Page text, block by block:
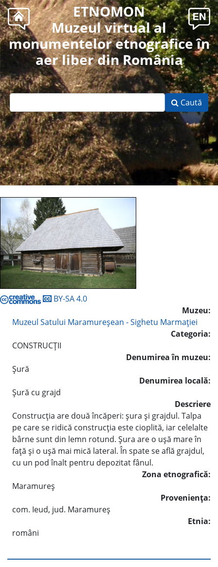
ETNOMON
Muzeul virtual al
monumentelor etnografice în
aer liber din România
Caută
BY-SA 4.0
Muzeu:
Muzeul Satului Maramureşean - Sighetu Marmaţiei
Categoria:
CONSTRUCŢII
Denumirea în muzeu:
Şură
Denumirea locală:
Şură cu grajd
Descriere
Construcţia are două încăperi: şura şi grajdul. Talpa
pe care se ridică construcţia este cioplită, iar celelalte
bârne sunt din lemn rotund. Şura are o uşă mare în
faţă şi o uşă mai mică lateral. În spate se află grajdul,
cu un pod înalt pentru depozitat fânul.
Zona etnografică:
Maramureş
Provenienţa:
com. Ieud, jud. Maramureş
Etnia:
români